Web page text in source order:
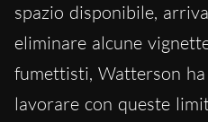
spazio disponibile,
eliminare alcune
fumettisti, Watterson
lavorare con queste